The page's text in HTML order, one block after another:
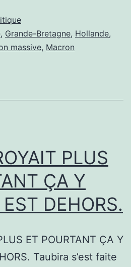
, Grande-Bretagne, Hollande,
massive, Macron
PLUS
ÇA Y
DEHORS.
ET POURTANT ÇA Y
Taubira s’est faite